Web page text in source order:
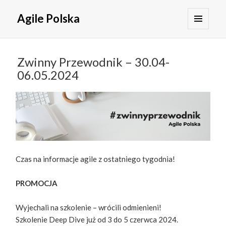
Agile Polska
Zwinny Przewodnik – 30.04-
06.05.2024
Czas na informacje agile z ostatniego tygodnia!
PROMOCJA
Wyjechali na szkolenie – wrócili odmienieni!
Szkolenie Deep Dive już od 3 do 5 czerwca 2024.